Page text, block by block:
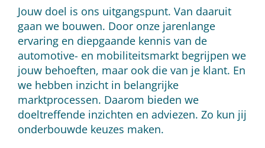
Jouw doel is ons uitgangspunt. Van daaruit
gaan we bouwen. Door onze jarenlange
ervaring en diepgaande kennis van de
automotive- en mobiliteitsmarkt begrijpen we
jouw behoeften, maar ook die van je klant. En
we hebben inzicht in belangrijke
marktprocessen. Daarom bieden we
doeltreffende inzichten en adviezen. Zo kun jij
onderbouwde keuzes maken.